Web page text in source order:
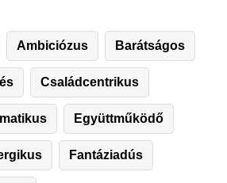
Ambiciózus Barátságos
Családcentrikus
Együttműködő
Fantáziadús